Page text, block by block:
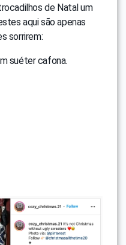
de Natal um
aqui são apenas
sorrirem:
suéter cafona.